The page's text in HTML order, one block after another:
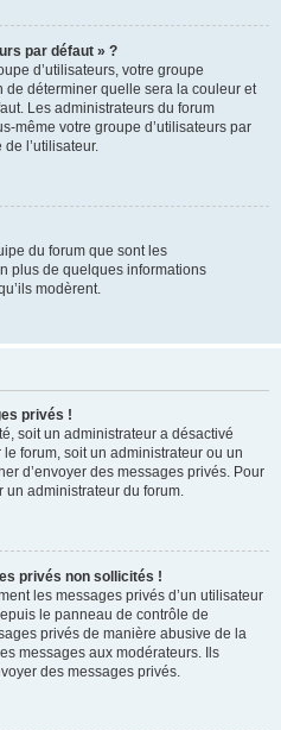
par défaut » ?
d’utilisateurs, votre groupe
de déterminer quelle sera la couleur et
Les administrateurs du forum
même votre groupe d’utilisateurs par
l’utilisateur.
du forum que sont les
plus de quelques informations
modèrent.
privés !
soit un administrateur a désactivé
forum, soit un administrateur ou un
d’envoyer des messages privés. Pour
un administrateur du forum.
privés non sollicités !
les messages privés d’un utilisateur
le panneau de contrôle de
privés de manière abusive de la
messages aux modérateurs. Ils
des messages privés.